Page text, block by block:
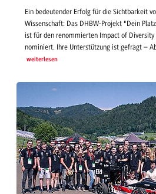
Ein bedeutender Erfolg für die Sichtbarkeit
Wissenschaft: Das DHBW-Projekt "Dein
ist für den renommierten Impact of Diversity
nominiert. Ihre Unterstützung ist gefragt –
weiterlesen